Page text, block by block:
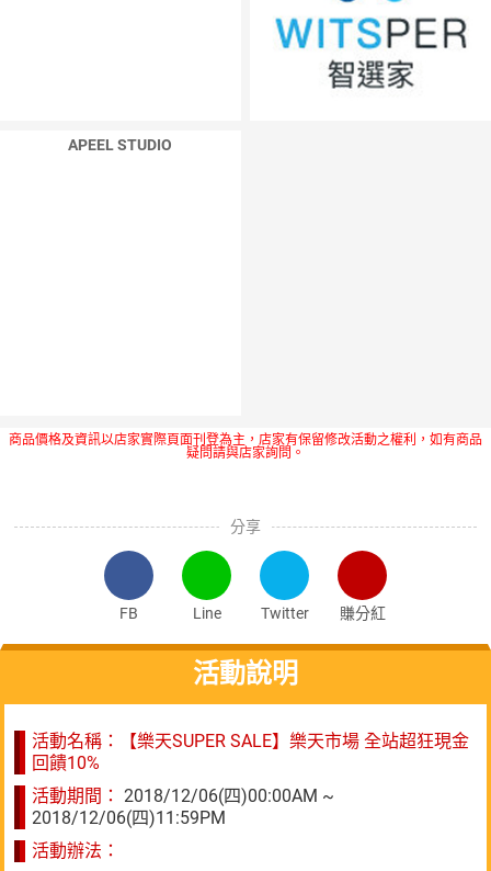
APEEL STUDIO
商品價格及資訊以店家實際頁面刊登為主，店家有保留修改活動之權利，如有商品
疑問請與店家詢問。
分享
FB Line Twitter 賺分紅
活動說明
活動名稱：【樂天SUPER SALE】樂天市場 全站超狂現金
回饋10%
活動期間： 2018/12/06(四)00:00AM ~
2018/12/06(四)11:59PM
活動辦法：